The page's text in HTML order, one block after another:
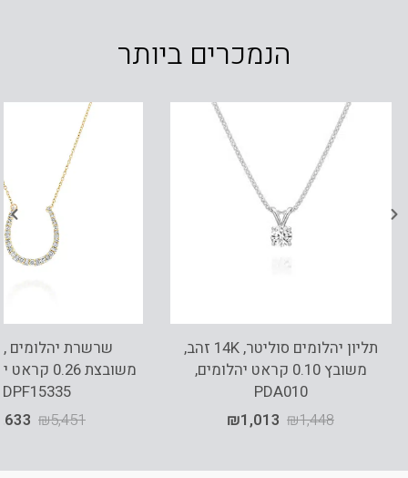
הנמכרים ביותר
תליון יהלומים סוליטר, 14K זהב,
משובץ 0.10 קראט יהלומים,
PDA010
₪1,448
₪1,013
משובצת
₪5,451